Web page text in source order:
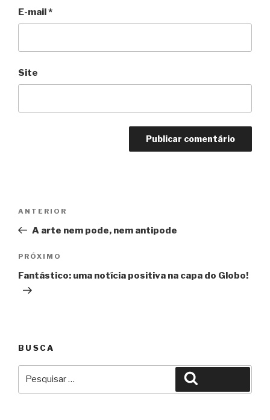
E-mail*
Site
Post
Anterior
ANTERIOR
A arte nem pode, nem antipode
Próximo
PRÓXIMO
Fantástico: uma notícia positiva na capa do Globo!
BUSCA